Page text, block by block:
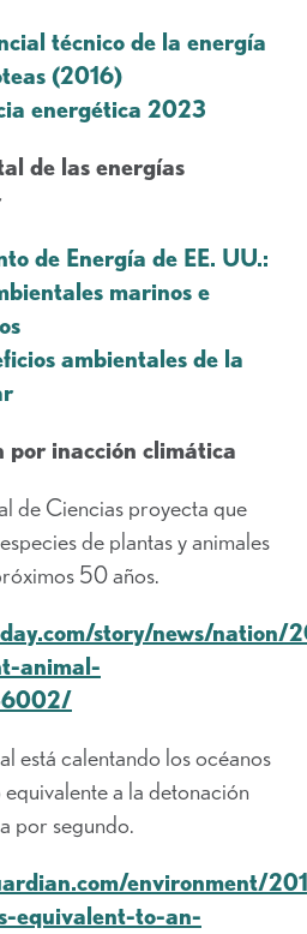
técnico de la energía
(2016)
energética 2023
de las energías
de Energía de EE. UU.:
marinos e
ambientales de la
por inacción climática
de Ciencias proyecta que
de plantas y animales
50 años.
story/news/
animal-
está calentando los océanos
a la detonación
por segundo.
environment/
equivalent-to-an-